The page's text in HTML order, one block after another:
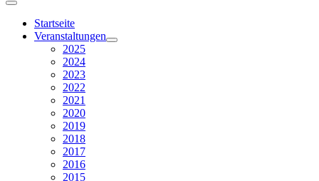
Startseite
Veranstaltungen
2025
2024
2023
2022
2021
2020
2019
2018
2017
2016
2015